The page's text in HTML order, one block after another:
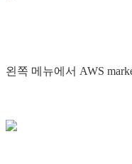
왼쪽 메뉴에서 AWS